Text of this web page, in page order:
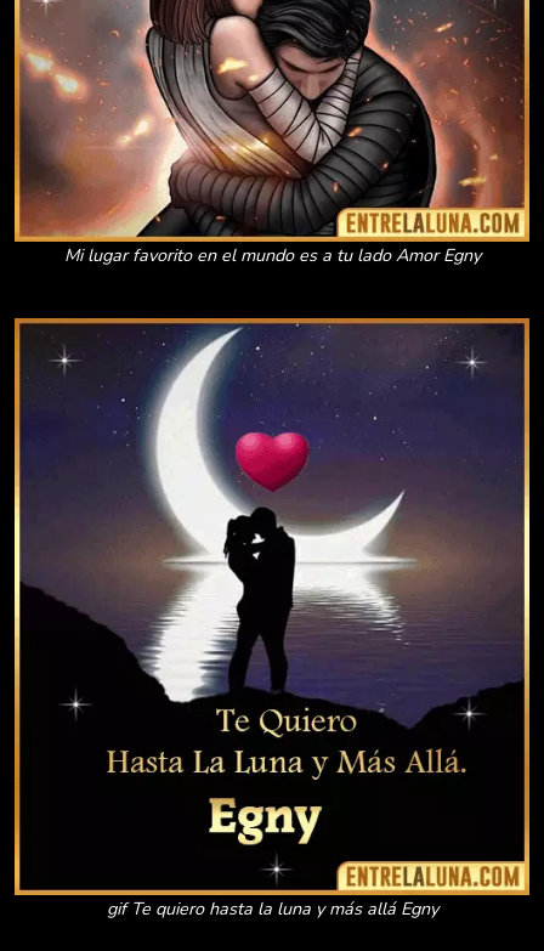
Mi lugar favorito en el mundo es a tu lado Amor Egny
gif Te quiero hasta la luna y más allá Egny